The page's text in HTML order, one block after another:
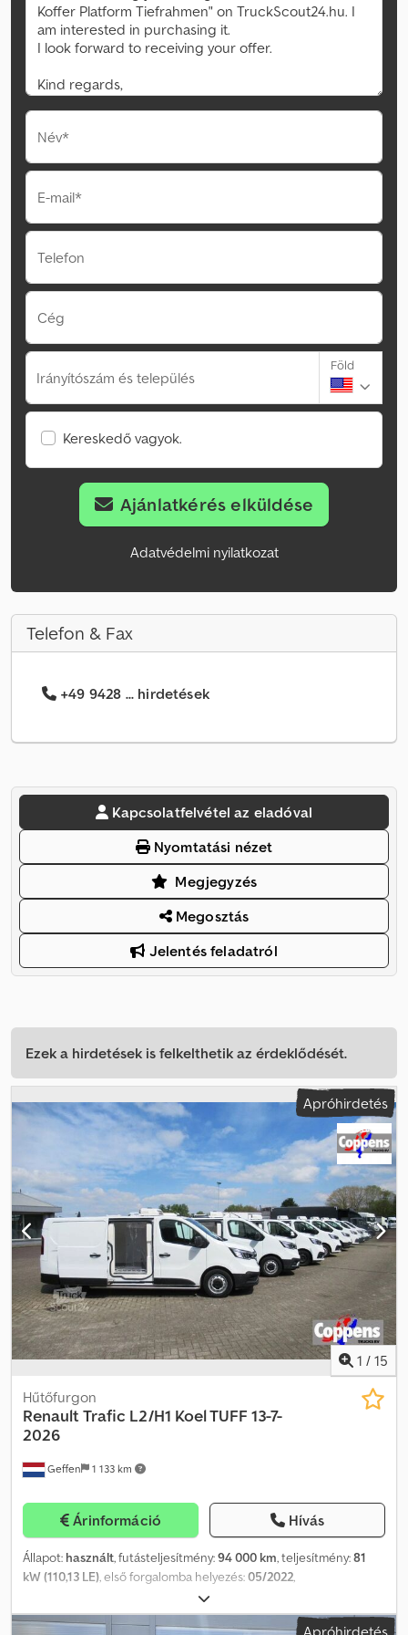
Név*
E-mail*
Telefon
Cég
Irányítószám és település
Föld
Kereskedő vagyok.
Ajánlatkérés elküldése
Adatvédelmi nyilatkozat
Telefon & Fax
+49 9428 ... hirdetések
Kapcsolatfelvétel az eladóval
Nyomtatási nézet
Megjegyzés
Megosztás
Jelentés feladatról
Ezek a hirdetések is felkelthetik az érdeklődését.
Apróhirdetés
1 / 15
Geffen 1 133 km
Hűtőfurgon
Renault Trafic L2/H1 Koel TUFF 13-7-
2026
Árinformáció Hívás
Állapot: használt, futásteljesítmény:94 000 km, teljesítmény:81
kW (110,13 LE), első forgalomba helyezés:05/2022,
, tengelyelrendezés:
mm, üzemanyag:dízel, szín:fehér, hajtástípus:mechanikai,
Apróhirdetés